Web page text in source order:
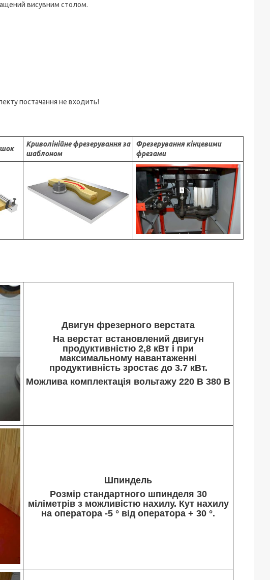
висувним столом.
постачання не входить!
Криволінійне фрезерування за
шаблоном
Фрезерування кінцевими
фрезами
Двигун фрезерного верстата
На верстат встановлений двигун
продуктивністю 2,8 кВт і при
максимальному навантаженні
продуктивність зростає до 3.7 кВт.
Можлива комплектація вольтажу 220 В 380 В
Шпиндель
Розмір стандартного шпинделя 30
міліметрів з можливістю нахилу. Кут нахилу
на оператора -5 ° від оператора + 30 °.